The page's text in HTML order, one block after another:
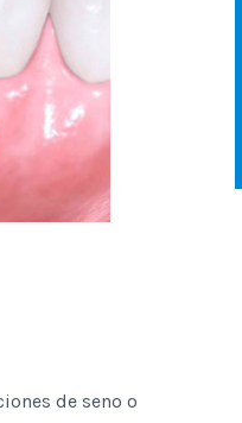
de seno o